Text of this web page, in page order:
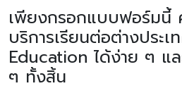
เพียงกรอกแบบฟอร์มนี้
บริการเรียนต่อต่างประ
Education ได้ง่าย ๆ แล
ๆ ทั้งสิ้น